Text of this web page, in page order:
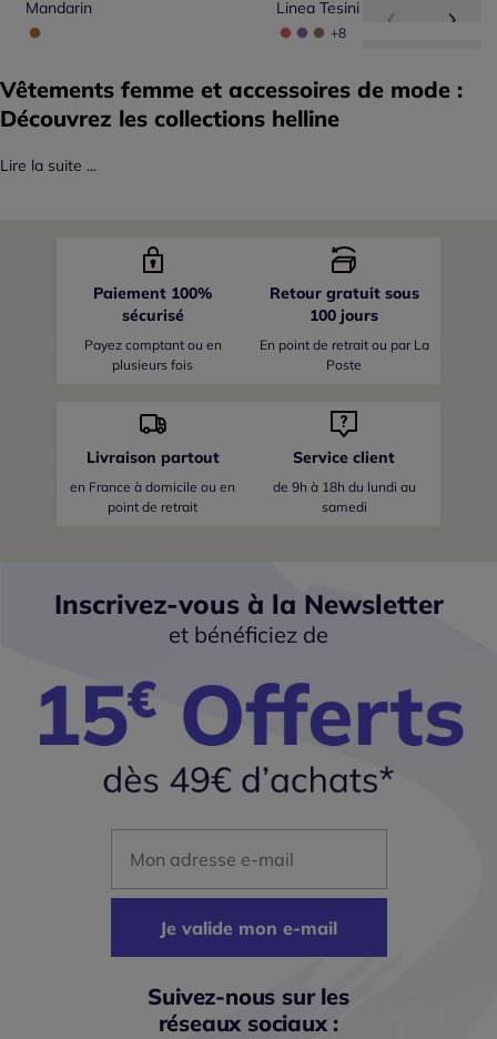
Mandarin Linea Tesini
+8
Vêtements femme et accessoires de mode :
Découvrez les collections helline
Lire la suite ...
Paiement 100%
sécurisé
Payez comptant ou en
plusieurs fois
Retour gratuit sous
100 jours
En point de retrait ou par La
Poste
Livraison partout
en France à domicile ou en
point de retrait
Service client
de 9h à 18h du lundi au
samedi
Inscrivez-vous à la Newsletter
et bénéficiez de
Je valide mon e-mail
Suivez-nous sur les
réseaux sociaux :